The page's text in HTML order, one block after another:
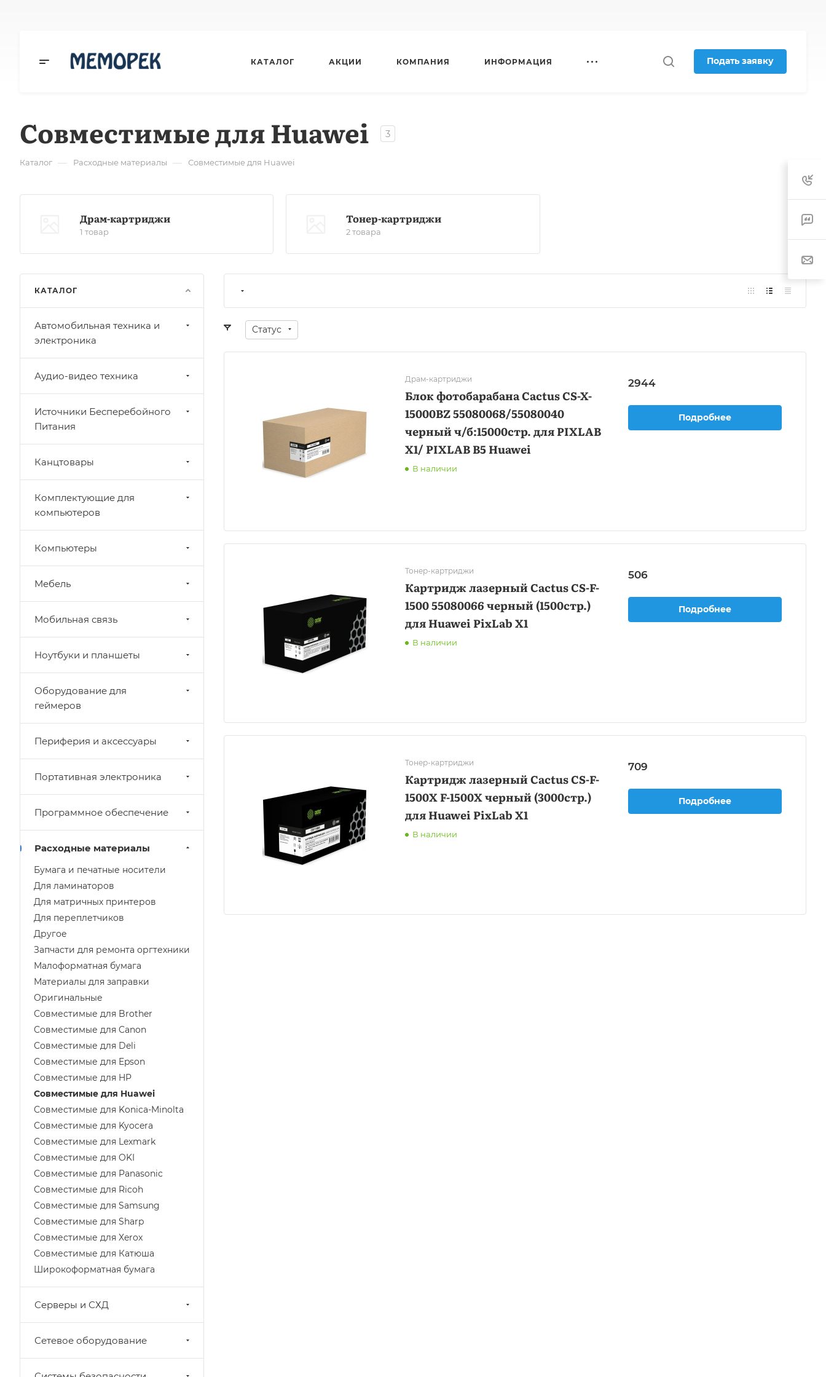
КАТАЛОГ АКЦИИ КОМПАНИЯ ИНФОРМАЦИЯ Подать заявку
Совместимые для Huawei 3
Каталог — Расходные материалы — Совместимые для Huawei
Драм-картриджи
1 товар
Тонер-картриджи
2 товара
Статус
Драм-картриджи
Блок фотобарабана Cactus CS-X-
15000BZ 55080068/55080040
черный ч/б:15000стр. для PIXLAB
X1/ PIXLAB B5 Huawei
В наличии
2944
Подробнее
Тонер-картриджи
Картридж лазерный Cactus CS-F-
1500 55080066 черный (1500стр.)
для Huawei PixLab X1
В наличии
506
Подробнее
Тонер-картриджи
Картридж лазерный Cactus CS-F-
1500X F-1500X черный (3000стр.)
для Huawei PixLab X1
В наличии
709
Подробнее
КАТАЛОГ
Автомобильная техника и
электроника
Аудио-видео техника
Источники Бесперебойного
Питания
Канцтовары
Комплектующие для
компьютеров
Компьютеры
Мебель
Мобильная связь
Ноутбуки и планшеты
Оборудование для
геймеров
Периферия и аксессуары
Портативная электроника
Программное обеспечение
Расходные материалы
Бумага и печатные носители
Для ламинаторов
Для матричных принтеров
Для переплетчиков
Другое
Запчасти для ремонта оргтехники
Малоформатная бумага
Материалы для заправки
Оригинальные
Совместимые для Brother
Совместимые для Canon
Совместимые для Deli
Совместимые для Epson
Совместимые для HP
Совместимые для Huawei
Совместимые для Konica-Minolta
Совместимые для Kyocera
Совместимые для Lexmark
Совместимые для OKI
Совместимые для Panasonic
Совместимые для Ricoh
Совместимые для Samsung
Совместимые для Sharp
Совместимые для Xerox
Совместимые для Катюша
Широкоформатная бумага
Серверы и СХД
Сетевое оборудование